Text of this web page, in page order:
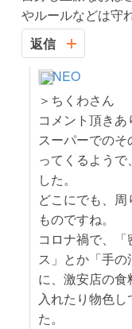
やルールなどは守
返信
NEO
＞ちくわさん
コメント頂きあ
スーパーでの
ってくるよう
した。
どこにでも、
ものですね。
コロナ禍で、
ス」とか「手
に、激安店の食
入れたり物色
た。